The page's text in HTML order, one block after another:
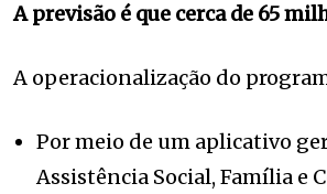
A previsão é que cerca de 65
A operacionalização do
Por meio de um aplicativo
Assistência Social, Família e